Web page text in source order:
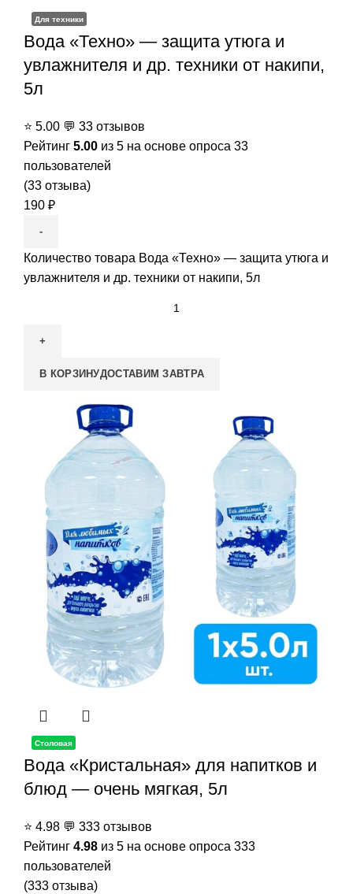
Для техники
Вода «Техно» — защита утюга и
увлажнителя и др. техники от накипи,
5л
⭐ 5.00 💬 33 отзывов
Рейтинг 5.00 из 5 на основе опроса 33
пользователей
(33 отзыва)
190 ₽
Количество товара Вода «Техно» — защита утюга и
увлажнителя и др. техники от накипи, 5л
В КОРЗИНУДОСТАВИМ ЗАВТРА
Столовая
Вода «Кристальная» для напитков и
блюд — очень мягкая, 5л
⭐ 4.98 💬 333 отзывов
Рейтинг 4.98 из 5 на основе опроса 333
пользователей
(333 отзыва)